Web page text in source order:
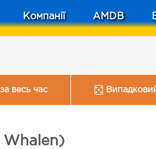
Компанії AMDB
весь час